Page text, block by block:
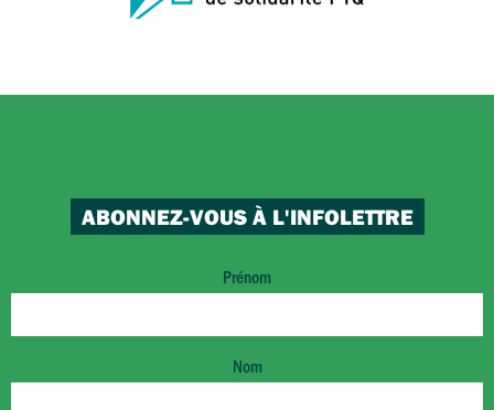
ABONNEZ-VOUS À L'INFOLETTRE
Prénom
Nom